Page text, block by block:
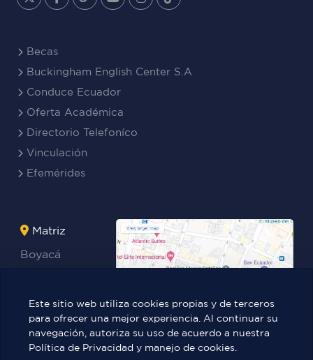
Becas
Buckingham English Center S.A
Conduce Ecuador
Oferta Académica
Directorio Telefoníco
Vinculación
Efemérides
Matriz
Boyacá
Teresa
Benites Ayala
Este sitio web utiliza cookies propias y de terceros
para ofrecer una mejor experiencia. Al continuar su
navegación, autoriza su uso de acuerdo a nuestra
Política de Privacidad y manejo de cookies.